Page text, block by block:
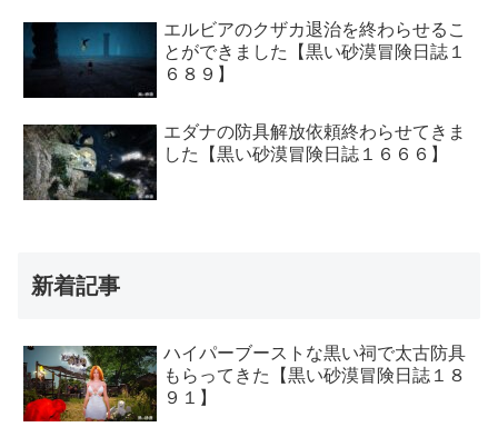
エルビアのクザカ退治を終わらせるこ
とができました【黒い砂漠冒険日誌１
６８９】
エダナの防具解放依頼終わらせてきま
した【黒い砂漠冒険日誌１６６６】
新着記事
ハイパーブーストな黒い祠で太古防具
もらってきた【黒い砂漠冒険日誌１８
９１】